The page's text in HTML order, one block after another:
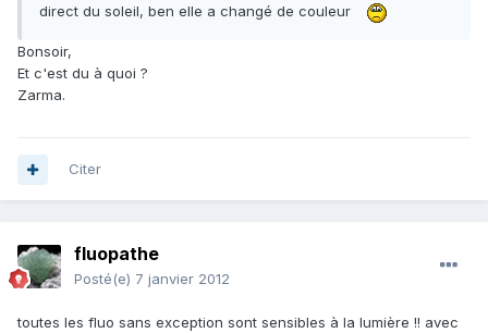
direct du soleil, ben elle a changé de couleur
Bonsoir,
Et c'est du à quoi ?
Zarma.
Citer
fluopathe
Posté(e) 7 janvier 2012
toutes les fluo sans exception sont sensibles à la lumière !! avec